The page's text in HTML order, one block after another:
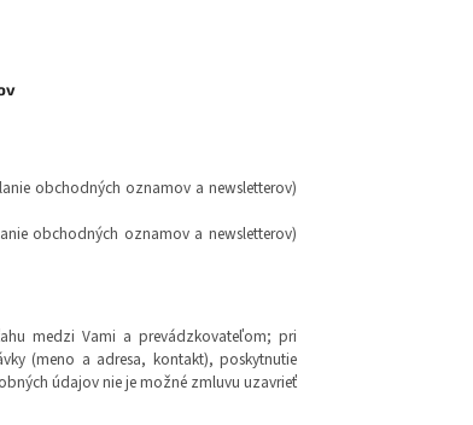
obchodných oznamov a newsletterov)
obchodných oznamov a newsletterov)
medzi Vami a prevádzkovateľom; pri
(meno a adresa, kontakt), poskytnutie
údajov nie je možné zmluvu uzavrieť